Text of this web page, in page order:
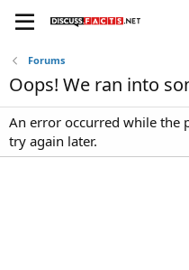
Forums
Oops! We ran into
An error occurred while the
try again later.